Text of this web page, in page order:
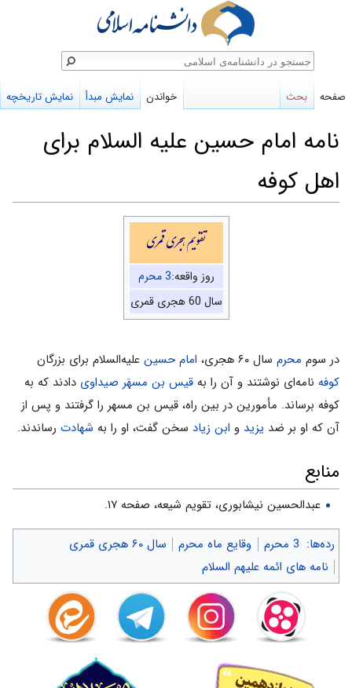
نامه امام حسین علیه السلام براى
اهل کوفه
تقویم هجری قمری
روز واقعه:3 محرم
سال 60 هجری قمری
در سوم محرم سال ۶۰ هجری، امام حسین علیه‌السلام براى بزرگان
کوفه نامه‌اى نوشتند و آن را به قیس بن مسهَر صیداوى دادند که به
کوفه برساند. مأمورین در بین راه، قیس بن مسهر را گرفتند و پس از
آن که او بر ضد یزید و ابن زیاد سخن گفت، او را به شهادت رساندند.
منابع
عبدالحسین نیشابوری، تقویم شیعه، صفحه ۱۷.
رده‌ها: 3 محرم وقایع ماه محرم
سال ۶۰ هجری قمری
نامه های ائمه علیهم السلام
صفحه بحث خواندن نمایش مبدأ نمایش تاریخچه
جستجو